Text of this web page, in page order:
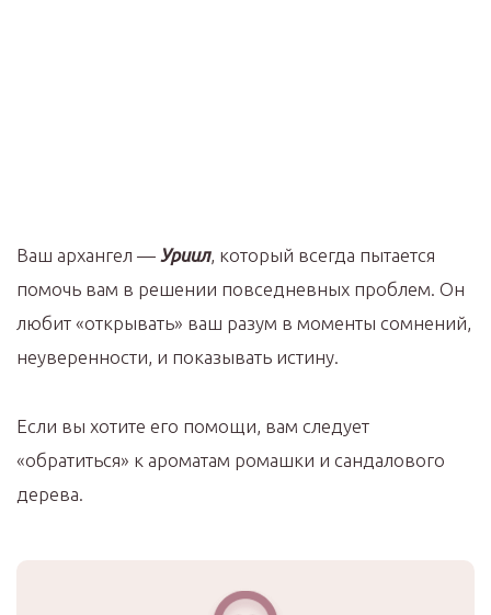
Ваш архангел — Уриил, который всегда пытается
помочь вам в решении повседневных проблем. Он
любит «открывать» ваш разум в моменты сомнений,
неуверенности, и показывать истину.
Если вы хотите его помощи, вам следует
«обратиться» к ароматам ромашки и сандалового
дерева.